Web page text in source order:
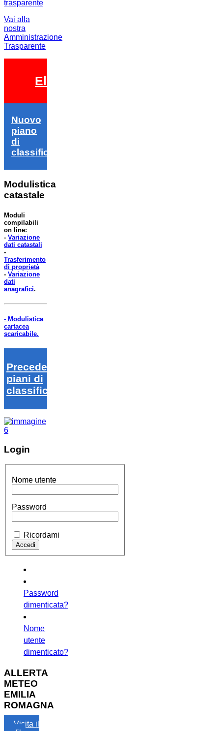
Vai alla
nostra
Amministrazione
Trasparente
Elezioni 2026
Nuovo
piano
di
classifica
Modulistica
catastale
Moduli
compilabili
on line:
- Variazione
dati catastali
-
Trasferimento
di proprietà
- Variazione
dati
anagrafici.
- Modulistica
cartacea
scaricabile.
Precedenti
piani di
classifica
Login
Nome utente
Password
Ricordami
Password
dimenticata?
Nome
utente
dimenticato?
ALLERTA
METEO
EMILIA
ROMAGNA
Visita il